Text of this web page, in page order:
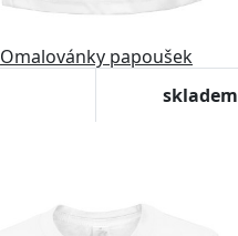
Omalovánky papoušek
skladem